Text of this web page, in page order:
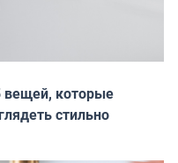
вещей, которые
стильно